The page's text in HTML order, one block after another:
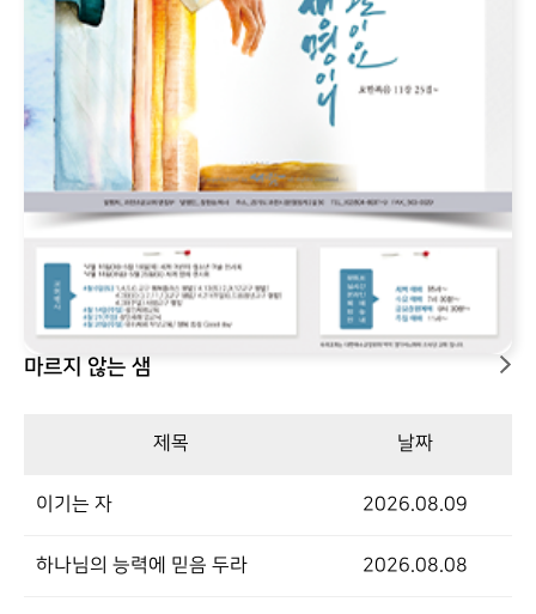
마르지 않는 샘
제목 날짜
이기는 자 2026.08.09
하나님의 능력에 믿음 두라 2026.08.08